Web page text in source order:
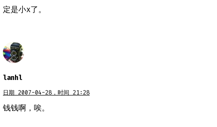
定是小x了。
lanhl
日期 2007-04-28，时间 21:28
钱钱啊，唉。